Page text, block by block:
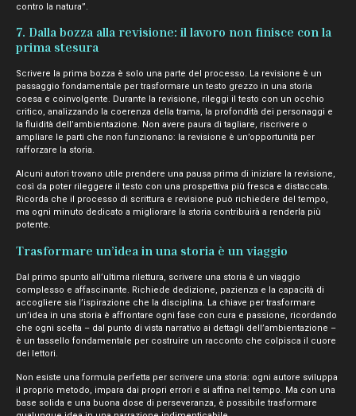
contro la natura”.
7. Dalla bozza alla revisione: il lavoro non finisce con la
prima stesura
Scrivere la prima bozza è solo una parte del processo. La revisione è un
passaggio fondamentale per trasformare un testo grezzo in una storia
coesa e coinvolgente. Durante la revisione, rileggi il testo con un occhio
critico, analizzando la coerenza della trama, la profondità dei personaggi e
la fluidità dell’ambientazione. Non avere paura di tagliare, riscrivere o
ampliare le parti che non funzionano: la revisione è un’opportunità per
rafforzare la storia.
Alcuni autori trovano utile prendere una pausa prima di iniziare la revisione,
così da poter rileggere il testo con una prospettiva più fresca e distaccata.
Ricorda che il processo di scrittura e revisione può richiedere del tempo,
ma ogni minuto dedicato a migliorare la storia contribuirà a renderla più
potente.
Trasformare un’idea in una storia è un viaggio
Dal primo spunto all’ultima rilettura, scrivere una storia è un viaggio
complesso e affascinante. Richiede dedizione, pazienza e la capacità di
accogliere sia l’ispirazione che la disciplina. La chiave per trasformare
un’idea in una storia è affrontare ogni fase con cura e passione, ricordando
che ogni scelta – dal punto di vista narrativo ai dettagli dell’ambientazione –
è un tassello fondamentale per costruire un racconto che colpisca il cuore
dei lettori.
Non esiste una formula perfetta per scrivere una storia: ogni autore sviluppa
il proprio metodo, impara dai propri errori e si affina nel tempo. Ma con una
base solida e una buona dose di perseveranza, è possibile trasformare